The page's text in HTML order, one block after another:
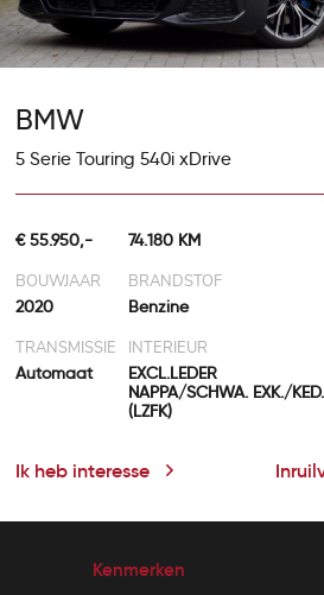
BMW
5 Serie Touring 540i xDrive
€ 55.950,-
74.180 KM
BOUWJAAR
2020
BRANDSTOF
Benzine
TRANSMISSIE
Automaat
INTERIEUR
EXCL.LEDER
NAPPA/SCHWA. EXK./
(LZFK)
Ik heb interesse
Kenmerken